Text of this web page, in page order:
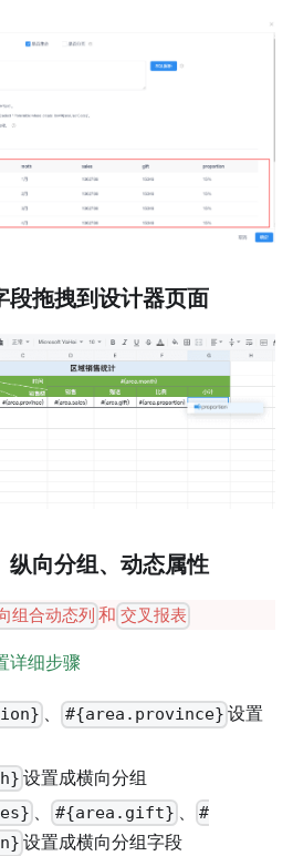
段拖拽到设计器页面
纵向分组、动态属性
组合动态列 和 交叉报表
详细步骤
、 #{area.province} 设置
设置成横向分组
、 #{area.gift} 、
#
设置成横向分组字段